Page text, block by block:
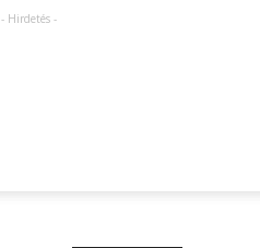
- Hirdetés -